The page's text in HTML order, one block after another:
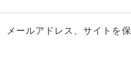
メールアドレス、サイトを保